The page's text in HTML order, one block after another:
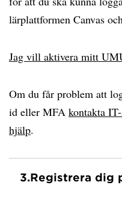
lärplattformen Canvas
Jag vill aktivera mitt
Om du får problem att
id eller MFA kontakta
hjälp.
3.Registrera dig